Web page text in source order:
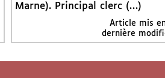
Marne). Principal clerc (…)
Article mis
dernière